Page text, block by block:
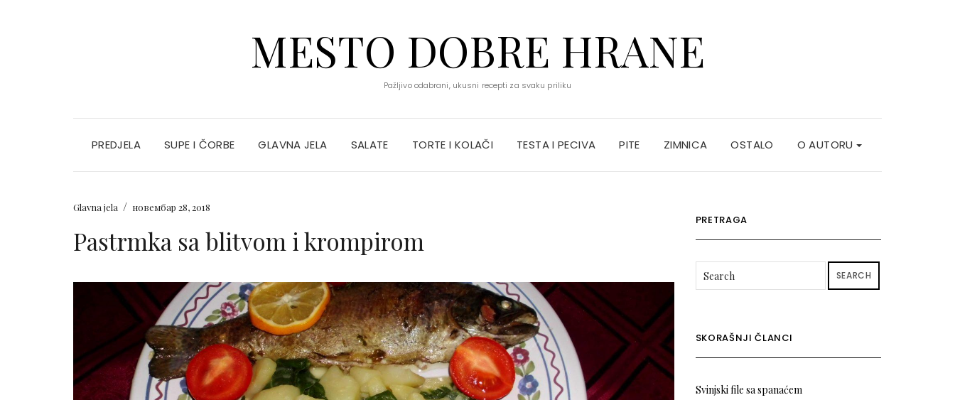
MESTO DOBRE HRANE
Pažljivo odabrani, ukusni recepti za svaku priliku
PREDJELA SUPE I ČORBE GLAVNA JELA SALATE TORTE I KOLAČI TESTA I PECIVA PITE ZIMNICA OSTALO O AUTORU
Glavna jela / новембар 28, 2018
Pastrmka sa blitvom i krompirom
PRETRAGA
SEARCH
SKORAŠNJI ČLANCI
Svinjski file sa spanaćem